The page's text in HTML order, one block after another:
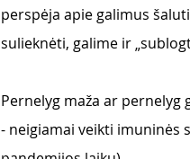
perspėja apie galimus
sulieknėti, galime ir
Pernelyg maža ar
- neigiamai veikti imuninės